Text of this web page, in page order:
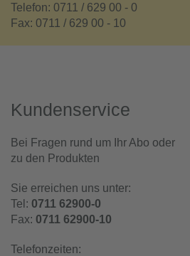
Telefon: 0711 / 629 00 - 0
Fax: 0711 / 629 00 - 10
Kundenservice
Bei Fragen rund um Ihr Abo oder
zu den Produkten
Sie erreichen uns unter:
Tel: 0711 62900-0
Fax: 0711 62900-10
Telefonzeiten: